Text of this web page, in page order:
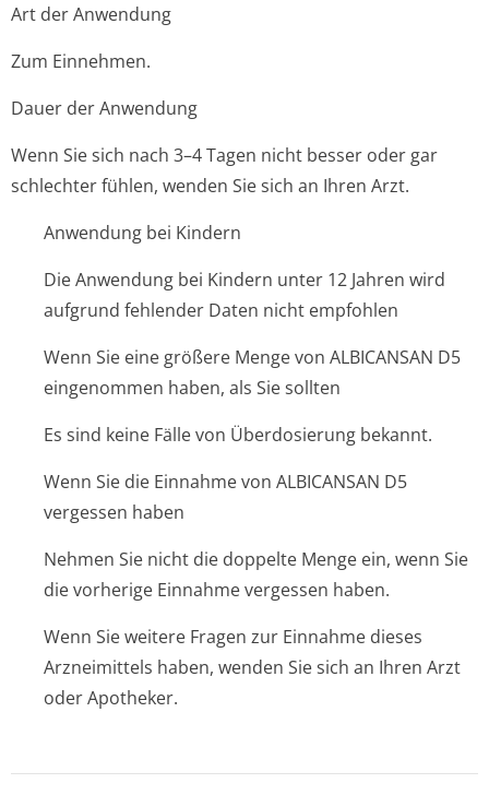
Art der Anwendung
Zum Einnehmen.
Dauer der Anwendung
Wenn Sie sich nach 3–4 Tagen nicht besser oder gar
schlechter fühlen, wenden Sie sich an Ihren Arzt.
Anwendung bei Kindern
Die Anwendung bei Kindern unter 12 Jahren wird
aufgrund fehlender Daten nicht empfohlen
Wenn Sie eine größere Menge von ALBICANSAN D5
eingenommen haben, als Sie sollten
Es sind keine Fälle von Überdosierung bekannt.
Wenn Sie die Einnahme von ALBICANSAN D5
vergessen haben
Nehmen Sie nicht die doppelte Menge ein, wenn Sie
die vorherige Einnahme vergessen haben.
Wenn Sie weitere Fragen zur Einnahme dieses
Arzneimittels haben, wenden Sie sich an Ihren Arzt
oder Apotheker.